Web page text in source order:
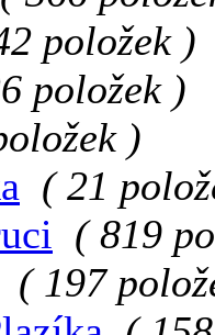
položek )
položek )
)
( 21
( 819
( 197